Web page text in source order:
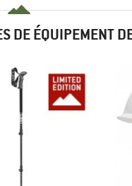
DE ÉQUIPEMENT